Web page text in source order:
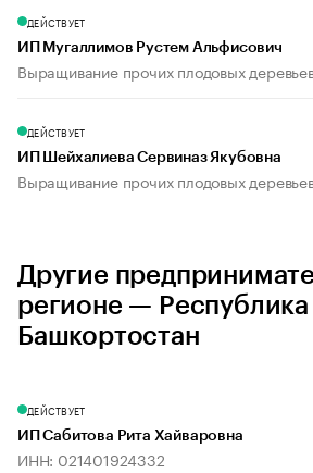
ДЕЙСТВУЕТ
ИП Мугаллимов Рустем Альфисович
Выращивание прочих плодовых
ДЕЙСТВУЕТ
ИП Шейхалиева Сервиназ Якубовна
Выращивание прочих плодовых
Другие
регионе — Республика
Башкортостан
ДЕЙСТВУЕТ
ИП Сабитова Рита Хайваровна
ИНН: 021401924332